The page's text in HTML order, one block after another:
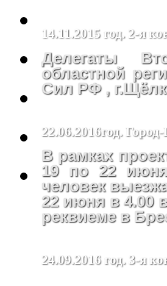
14.11.2015 год. 2-
Делегаты
областной
Сил РФ ,
22.06.2016год.
В рамках
19 по 22
человек
22 июня в 4.00
реквиеме в
24.09.2016 год. 3-